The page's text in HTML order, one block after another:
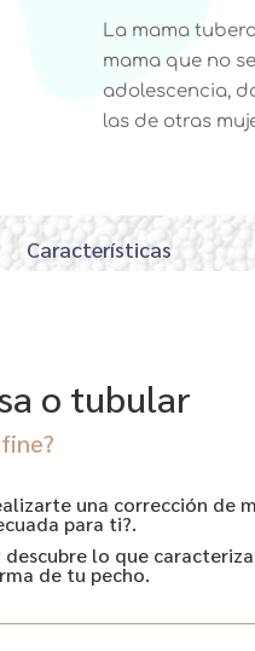
La mama
mama que no
adolescencia,
las de otras
Características
o tubular
una corrección de
para ti?.
lo que
de tu pecho.